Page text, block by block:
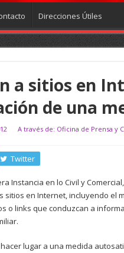
Direcciones Útiles
a sitios en
de una
A través de: Oficina de Prensa y
Twitter
Instancia en lo Civil y
sitios en Internet, incluyendo el
o links que conduzcan a
lugar a una medida